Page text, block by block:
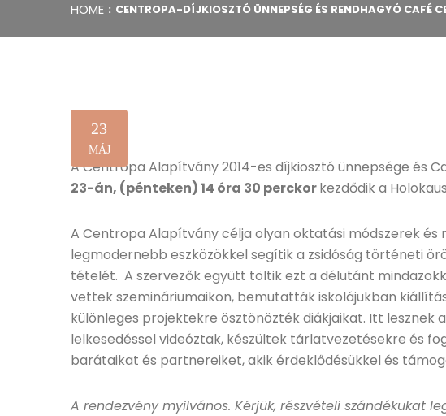
HOME CENTROPA-DÍJKIOSZTÓ ÜNNEPSÉG ÉS RENDHAGYÓ CAFÉ
23
MÁJ
A Centropa Alapítvány 2014-es díjkiosztó ünnepsége és
23-án, (pénteken) 14 óra 30 perckorkezdődik a
A Centropa Alapítvány célja olyan oktatási módszerek és
legmodernebb eszközökkel segítik a zsidóság történeti
tételét. A szervezők együtt töltik ezt a délutánt
vettek szemináriumaikon, bemutatták iskolájukban
különleges projektekre ösztönözték diákjaikat. Itt lesznek
lelkesedéssel videóztak, készültek tárlatvezetésekre és
barátaikat és partnereiket, akik érdeklődésükkel és
A rendezvény myilvános. Kérjük, részvételi szándékukat